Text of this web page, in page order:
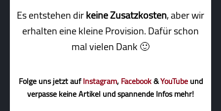
Es entstehen dirkeine Zusatzkosten, aber wir
erhalten eine kleine Pro­vi­sion. Dafür schon
mal vielen Dank 🙂
Folge uns jetzt aufInstagram,Facebook&YouTubeund
verpasse keine Artikel und spannende Infos mehr!